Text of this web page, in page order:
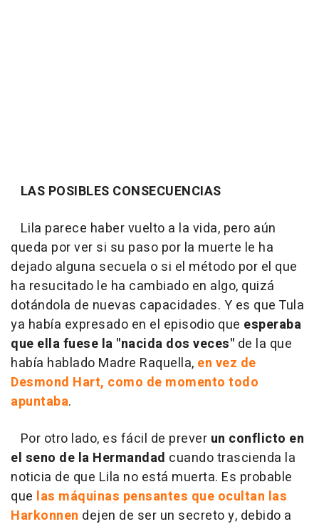
LAS POSIBLES CONSECUENCIAS
Lila parece haber vuelto a la vida, pero aún
queda por ver si su paso por la muerte le ha
dejado alguna secuela o si el método por el que
ha resucitado le ha cambiado en algo, quizá
dotándola de nuevas capacidades. Y es que Tula
ya había expresado en el episodio que esperaba
que ella fuese la "nacida dos veces" de la que
había hablado Madre Raquella, en vez de
Desmond Hart, como de momento todo
apuntaba.
Por otro lado, es fácil de prever un conflicto en
el seno de la Hermandad cuando trascienda la
noticia de que Lila no está muerta. Es probable
que las máquinas pensantes que ocultan las
Harkonnen dejen de ser un secreto y, debido a